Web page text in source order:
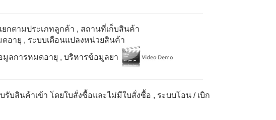
ยกตามประเภทลูกค้า , สถานที่เก็บสินค้า
ดอายุ , ระบบเตือนแปลงหน่วยสินค้า
มูลการหมดอายุ , บริหารข้อมูลยา
รับสินค้าเข้า โดยใบสั่งซื้อและไม่มีใบสั่งซื้อ , ระบบโอน / เบิก